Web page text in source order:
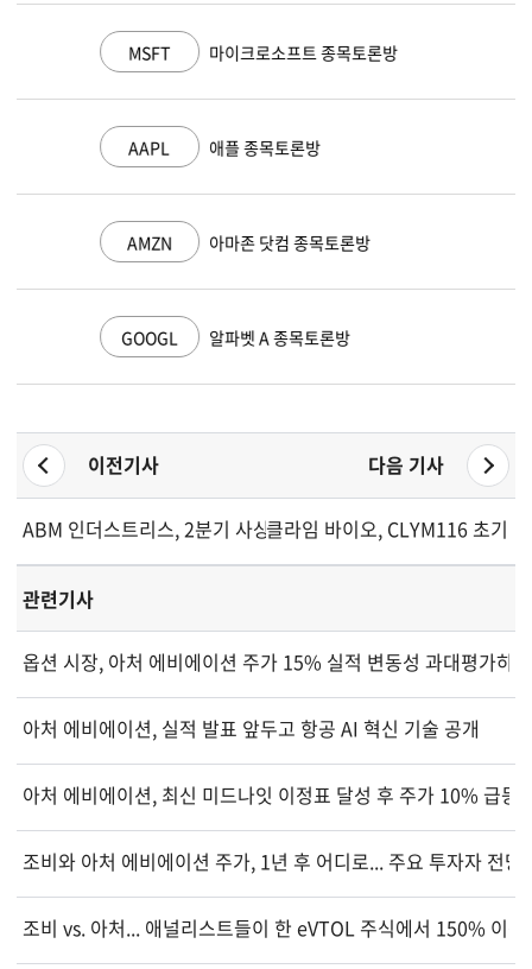
마이크로소프트 종목토론방
애플 종목토론방
아마존 닷컴 종목토론방
알파벳 A 종목토론방
이전기사 다음 기사
ABM 인더스트리스, 2분기 사상 최대 매출 기록...전망 재확인
클라임 바이오, CLYM116 초기
관련기사
옵션 시장, 아처 에비에이션 주가 15% 실적 변동성 과대평가하나
아처 에비에이션, 실적 발표 앞두고 항공 AI 혁신 기술 공개
아처 에비에이션, 최신 미드나잇 이정표 달성 후 주가 10% 급등
조비와 아처 에비에이션 주가, 1년 후 어디로... 주요 투자자 전망
조비 vs. 아처... 애널리스트들이 한 eVTOL 주식에서 150% 이